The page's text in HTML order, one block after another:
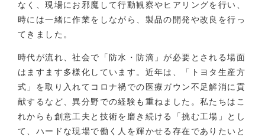
なく、現場にお邪魔して行動観察やヒアリングを行い、
時には一緒に作業をしながら、製品の開発や改良を行っ
てきました。
時代が流れ、社会で「防水・防滴」が必要とされる場面
はますます多様化しています。近年は、「トヨタ生産方
式」を取り入れてコロナ禍での医療ガウン不足解消に貢
献するなど、異分野での経験も重ねました。私たちはこ
れからも創意工夫と技術を磨き続ける「挑む工場」とし
て、ハードな現場で働く人を輝かせる存在でありたいと